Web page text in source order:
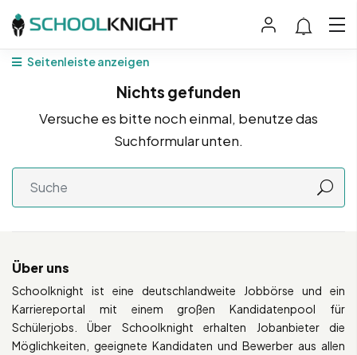
Seitenleiste anzeigen
Nichts gefunden
Versuche es bitte noch einmal, benutze das
Suchformular unten.
Über uns
Schoolknight ist eine deutschlandweite Jobbörse und ein
Karriereportal mit einem großen Kandidatenpool für
Schülerjobs. Über Schoolknight erhalten Jobanbieter die
Möglichkeiten, geeignete Kandidaten und Bewerber aus allen